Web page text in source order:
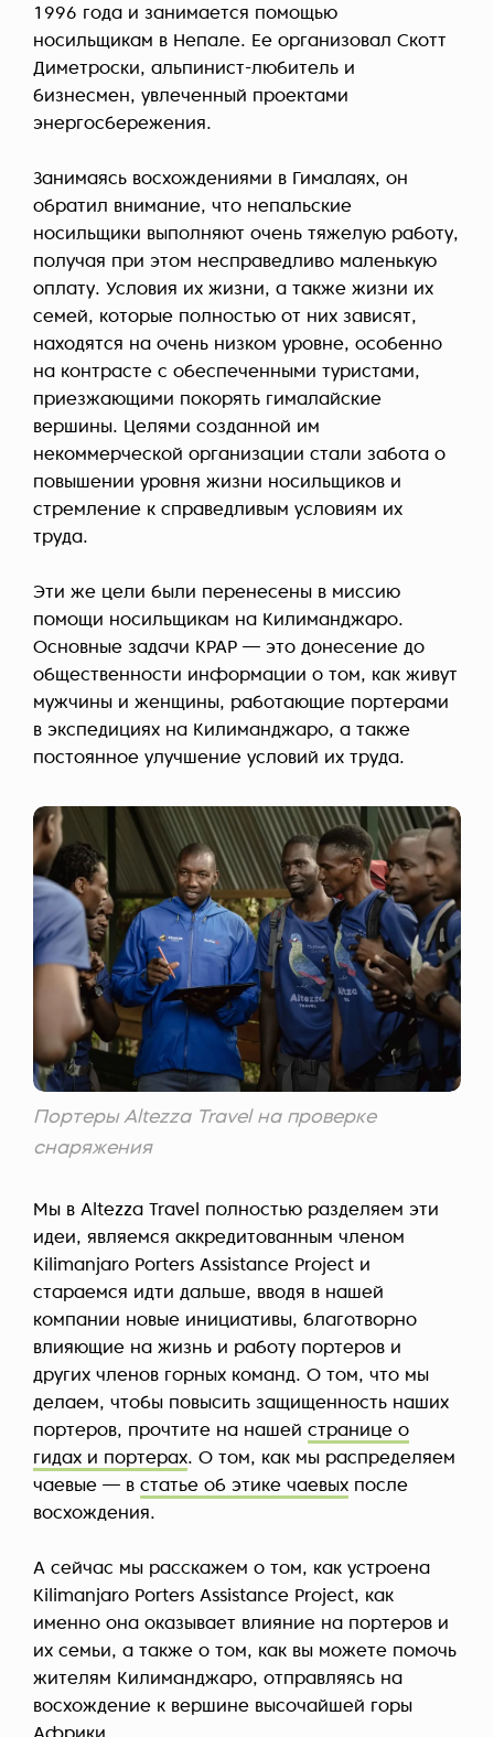
1996 года и занимается помощью
носильщикам в Непале. Ее организовал Скотт
Диметроски, альпинист-любитель и
бизнесмен, увлеченный проектами
энергосбережения.
Занимаясь восхождениями в Гималаях, он
обратил внимание, что непальские
носильщики выполняют очень тяжелую работу,
получая при этом несправедливо маленькую
оплату. Условия их жизни, а также жизни их
семей, которые полностью от них зависят,
находятся на очень низком уровне, особенно
на контрасте с обеспеченными туристами,
приезжающими покорять гималайские
вершины. Целями созданной им
некоммерческой организации стали забота о
повышении уровня жизни носильщиков и
стремление к справедливым условиям их
труда.
Эти же цели были перенесены в миссию
помощи носильщикам на Килиманджаро.
Основные задачи KPAP — это донесение до
общественности информации о том, как живут
мужчины и женщины, работающие портерами
в экспедициях на Килиманджаро, а также
постоянное улучшение условий их труда.
Портеры Altezza Travel на проверке
снаряжения
Мы в Altezza Travel полностью разделяем эти
идеи, являемся аккредитованным членом
Kilimanjaro Porters Assistance Project и
стараемся идти дальше, вводя в нашей
компании новые инициативы, благотворно
влияющие на жизнь и работу портеров и
других членов горных команд. О том, что мы
делаем, чтобы повысить защищенность наших
портеров, прочтите на нашей странице о
гидах и портерах. О том, как мы распределяем
чаевые — в статье об этике чаевых после
восхождения.
А сейчас мы расскажем о том, как устроена
Kilimanjaro Porters Assistance Project, как
именно она оказывает влияние на портеров и
их семьи, а также о том, как вы можете помочь
жителям Килиманджаро, отправляясь на
восхождение к вершине высочайшей горы